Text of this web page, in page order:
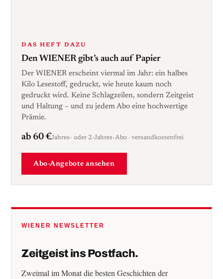
DAS HEFT DAZU
Den WIENER gibt’s auch auf Papier
Der WIENER erscheint viermal im Jahr: ein halbes
Kilo Lesestoff, gedruckt, wie heute kaum noch
gedruckt wird. Keine Schlagzeilen, sondern Zeitgeist
und Haltung – und zu jedem Abo eine hochwertige
Prämie.
ab 60 €Jahres- oder 2-Jahres-Abo · versandkostenfrei
Abo-Angebote ansehen
WIENER NEWSLETTER
Zeitgeist ins Postfach.
Zweimal im Monat die besten Geschichten der